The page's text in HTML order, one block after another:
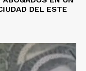
DEL ESTE